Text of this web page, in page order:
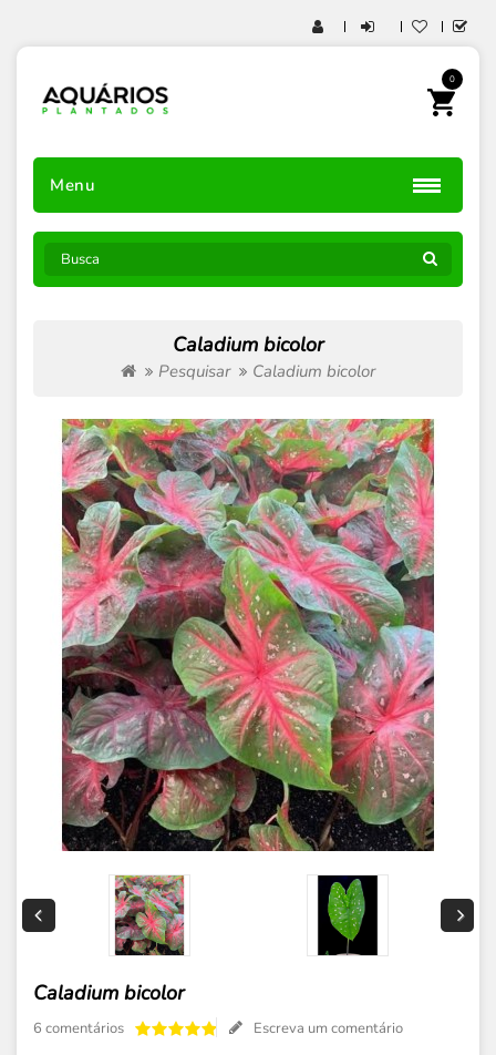
0
Menu
Caladium bicolor
Pesquisar Caladium bicolor
Caladium bicolor
6 comentários Escreva um comentário